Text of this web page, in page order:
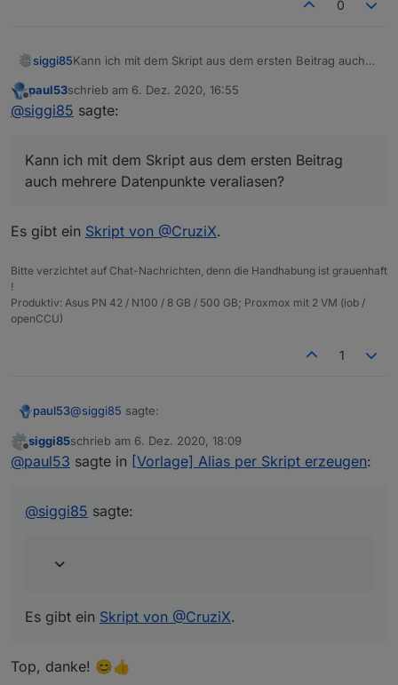
0
siggi85Kann ich mit dem Skript aus dem ersten Beitrag auch
irgendwie ein Array für idOrigin und idAlias für
gleichartige Aliase nutzen?
Offline
paul53schrieb am 6. Dez. 2020, 16:55
zuletzt editiert von
@siggi85 sagte:
Kann ich mit dem Skript aus dem ersten Beitrag
auch mehrere Datenpunkte veraliasen?
Es gibt ein Skript von @CruziX.
Bitte verzichtet auf Chat-Nachrichten, denn die Handhabung ist grauenhaft
!
Produktiv: Asus PN 42 / N100 / 8 GB / 500 GB; Proxmox mit 2 VM (iob /
openCCU)
1
paul53@siggi85 sagte:
Kann ich mit dem Skript aus dem ersten Beitrag
Offline
siggi85schrieb am 6. Dez. 2020, 18:09
zuletzt editiert von
@paul53 sagte in [Vorlage] Alias per Skript erzeugen:
@siggi85 sagte:
Es gibt ein Skript von @CruziX.
Top, danke! 😊👍